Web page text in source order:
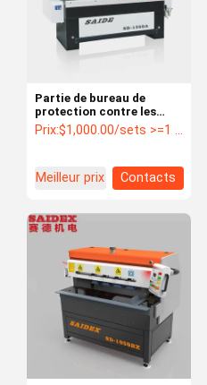
Partie de bureau de
protection contre les
virus SD-1350A Machine
de polissage de bord de
grande vitesse PMMA
Prix:$1,000.00/sets >=1 sets
Meilleur prix Contacts